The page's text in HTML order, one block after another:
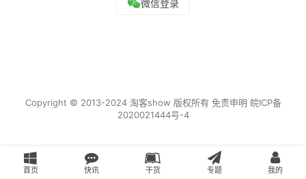
Copyright © 2013-2024 淘客show 版权所有 免责申明 皖ICP备
2020021444号-4
首页 快讯 干货 专题 我的